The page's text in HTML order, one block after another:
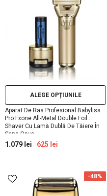
ALEGE OPȚIUNILE
Aparat De Ras Profesional Babyliss
Pro Fxone All-Metal Double Foil
Shaver Cu Lamă Dublă De Tăiere În
Sens Opus
1.079 lei 625 lei
-48%